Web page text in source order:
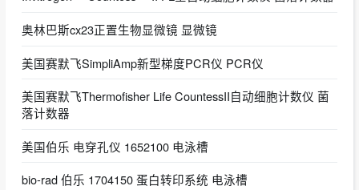
奥林巴斯cx23正置生物显微镜 显微镜
美国赛默飞SimpliAmp新型梯度PCR仪 PCR仪
美国赛默飞Thermofisher Life CountessII自动细胞计数仪 菌
落计数器
美国伯乐 电穿孔仪 1652100 电泳槽
bio-rad 伯乐 1704150 蛋白转印系统 电泳槽